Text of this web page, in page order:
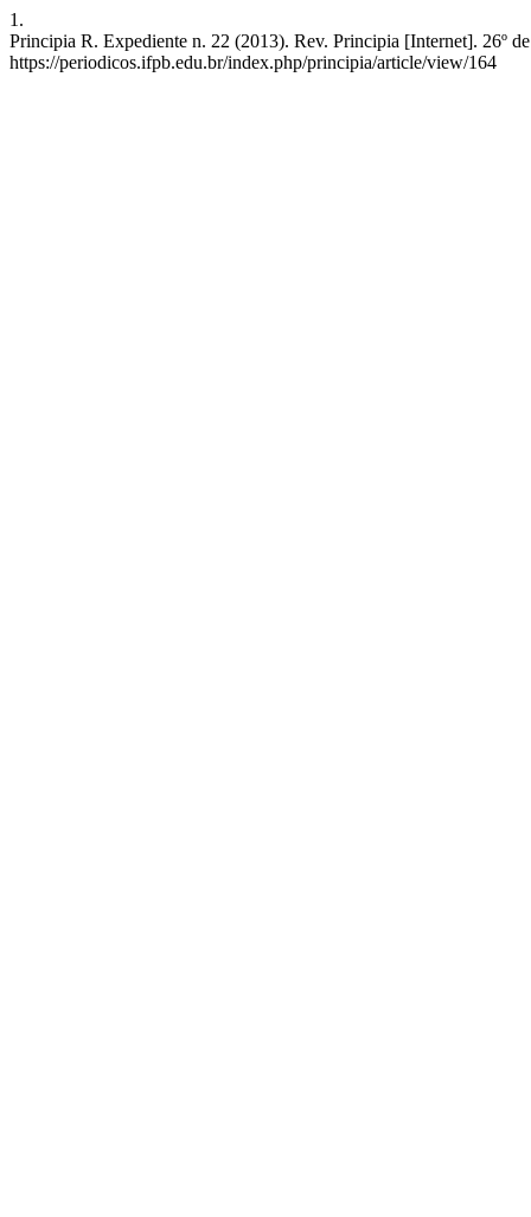
1.
Principia R. Expediente n. 22 (2013). Rev. Principia [Internet]. 26º
https://periodicos.ifpb.edu.br/index.php/principia/article/view/164